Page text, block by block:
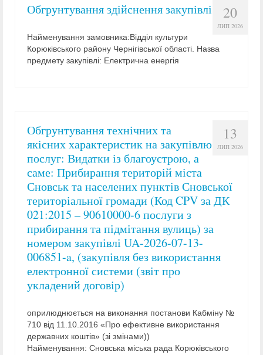
20
ЛИП 2026
Обгрунтування здійснення закупівлі
Найменування замовника:Відділ культури
Корюківського району Чернігівської області. Назва
предмету закупівлі: Електрична енергія
13
ЛИП 2026
Обгрунтування технічних та
якісних характеристик на закупівлю
послуг: Видатки із благоустрою, а
саме: Прибирання територій міста
Сновськ та населених пунктів Сновської
територіальної громади (Код CPV за ДК
021:2015 – 90610000-6 послуги з
прибирання та підмітання вулиць) за
номером закупівлі UA-2026-07-13-
006851-a, (закупівля без використання
електронної системи (звіт про
укладений договір)
оприлюднюється на виконання постанови Кабміну №
710 від 11.10.2016 «Про ефективне використання
державних коштів» (зі змінами))
Найменування: Сновська міська рада Корюківського